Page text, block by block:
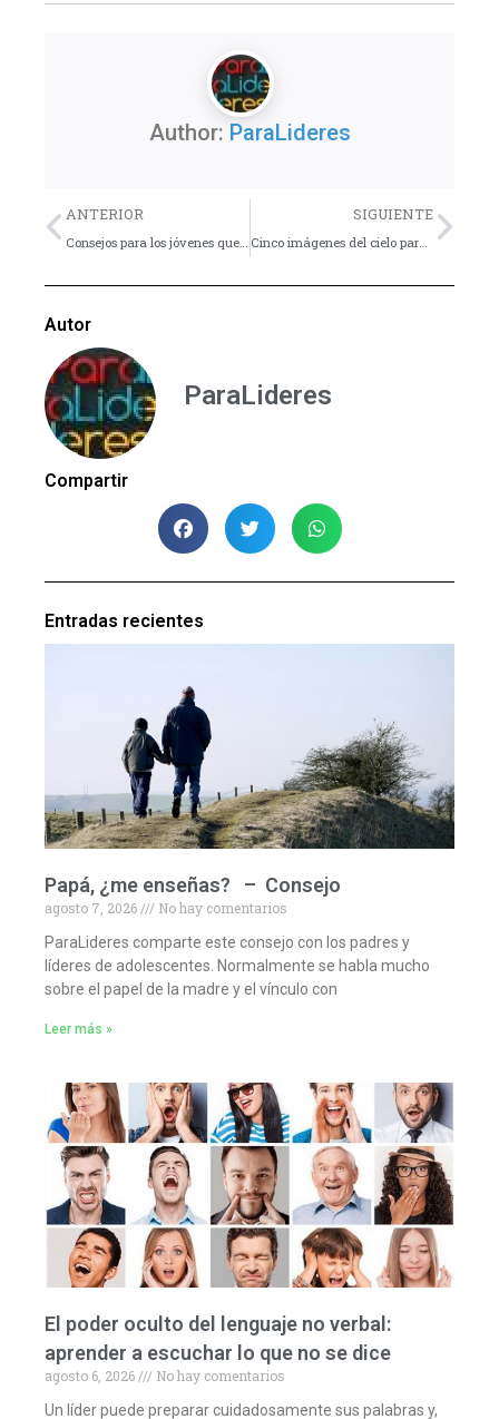
Author: ParaLideres
Previo
ANTERIOR
Consejos para los jóvenes que quieren ahorrar
SIGUIENTE
Cinco imágenes del cielo para descargar
Autor
ParaLideres
Compartir
Entradas recientes
Papá, ¿me enseñas? – Consejo
agosto 7, 2026
No hay comentarios
ParaLideres comparte este consejo con los padres y
líderes de adolescentes. Normalmente se habla mucho
sobre el papel de la madre y el vínculo con
Leer más »
El poder oculto del lenguaje no verbal:
aprender a escuchar lo que no se dice
agosto 6, 2026
No hay comentarios
Un líder puede preparar cuidadosamente sus palabras y,